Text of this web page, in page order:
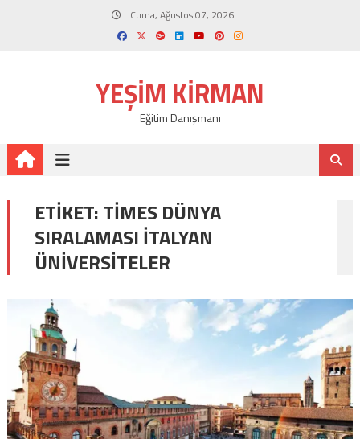
Cuma, Ağustos 07, 2026
YEŞIM KIRMAN
Eğitim Danışmanı
ETIKET:TIMES DÜNYA
SIRALAMASI ITALYAN
ÜNIVERSITELER